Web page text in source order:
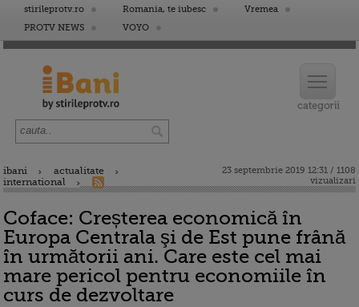
stirileprotv.ro Romania, te iubesc
Vremea
PROTV NEWS
VOYO
ibani
actualitate
international
23 septembrie 2019 12:31 / 1108
vizualizari
Coface: Creșterea economică în
Europa Centrala şi de Est pune frână
în următorii ani. Care este cel mai
mare pericol pentru economiile în
curs de dezvoltare